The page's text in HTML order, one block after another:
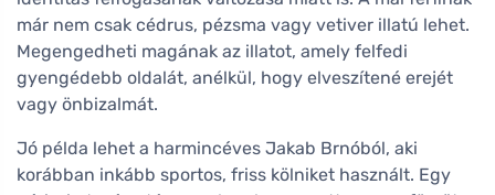
már nem csak cédrus, pézsma vagy vetiver illatú lehet.
Megengedheti magának az illatot, amely felfedi
gyengédebb oldalát, anélkül, hogy elveszítené erejét
vagy önbizalmát.
Jó példa lehet a harmincéves Jakab Brnóból, aki
korábban inkább sportos, friss kölniket használt. Egy